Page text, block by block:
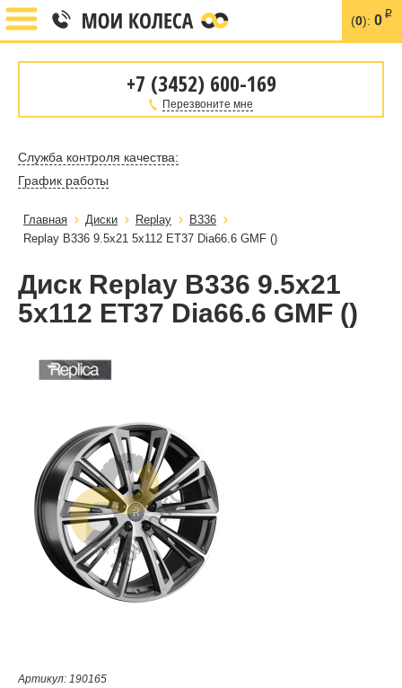
(0): 0 i
+7 (3452) 600-169
Перезвоните мне
Служба контроля качества:
График работы
Главная Диски Replay
B336
Replay B336 9.5x21 5x112 ET37 Dia66.6 GMF ()
Диск Replay B336 9.5x21
5x112 ET37 Dia66.6 GMF ()
Артикул: 190165